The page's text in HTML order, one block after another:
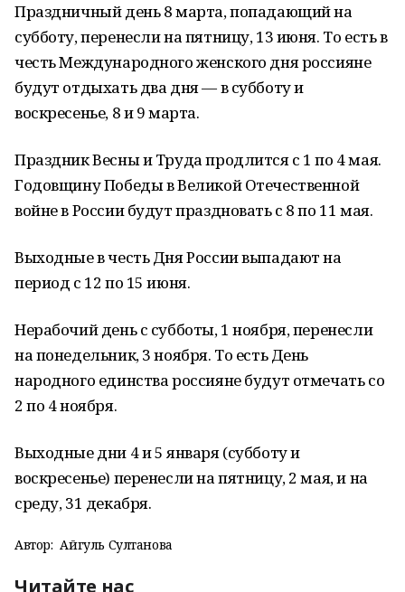
Праздничный день 8 марта, попадающий на
субботу, перенесли на пятницу, 13 июня. То есть в
честь Международного женского дня россияне
будут отдыхать два дня — в субботу и
воскресенье, 8 и 9 марта.
Праздник Весны и Труда продлится с 1 по 4 мая.
Годовщину Победы в Великой Отечественной
войне в России будут праздновать с 8 по 11 мая.
Выходные в честь Дня России выпадают на
период с 12 по 15 июня.
Нерабочий день с субботы, 1 ноября, перенесли
на понедельник, 3 ноября. То есть День
народного единства россияне будут отмечать со
2 по 4 ноября.
Выходные дни 4 и 5 января (субботу и
воскресенье) перенесли на пятницу, 2 мая, и на
среду, 31 декабря.
Автор: Айгуль Султанова
Читайте нас